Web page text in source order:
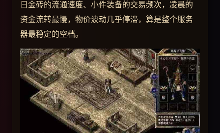
日金砖的流通速度、小件装备的交易频次，凌晨的
资金流转最慢，物价波动几乎停滞，算是整个服务
器最稳定的空档。